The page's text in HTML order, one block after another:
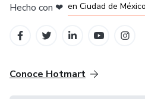
Hecho con ❤ en Ciudad de México
Conoce Hotmart